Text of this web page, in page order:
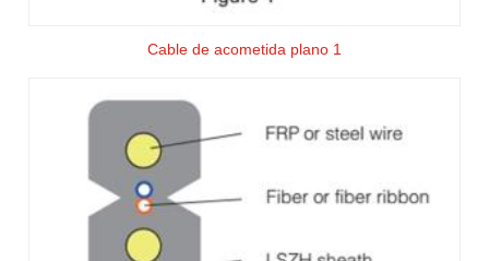
Cable de acometida plano 1